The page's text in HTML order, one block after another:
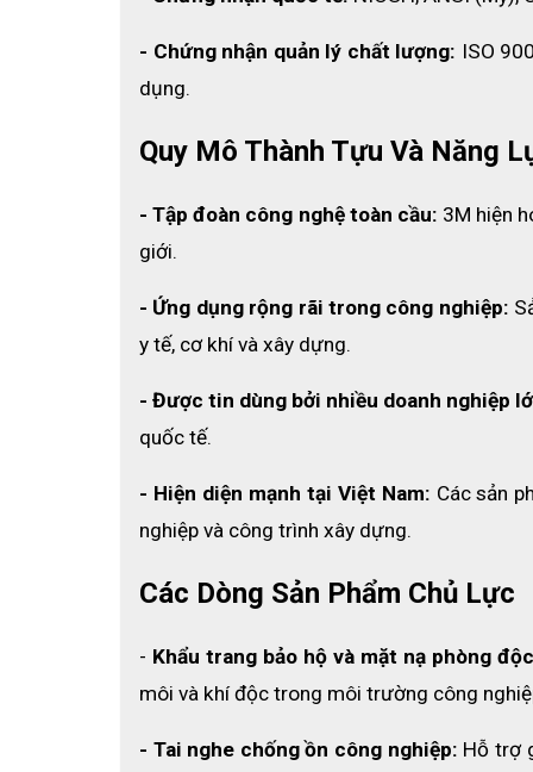
Cấp độ bảo vệ Type 1, Class G & E
3. Đặc điểm nổi bật của Nón
- Chứng nhận quản lý chất lượng: ISO
dụng.
Quy Mô Thành Tựu Và Năng
- Tập đoàn công nghệ toàn cầu: 3M hiện
giới.
- Ứng dụng rộng rãi trong công nghiệp:
y tế, cơ khí và xây dựng.
- Được tin dùng bởi nhiều doanh nghiệp
quốc tế.
- Hiện diện mạnh tại Việt Nam: Các sản
nghiệp và công trình xây dựng.
Các Dòng Sản Phẩm Chủ Lực
- Khẩu trang bảo hộ và mặt nạ phòng
môi và khí độc trong môi trường công
- Tai nghe chống ồn công nghiệp: Hỗ trợ